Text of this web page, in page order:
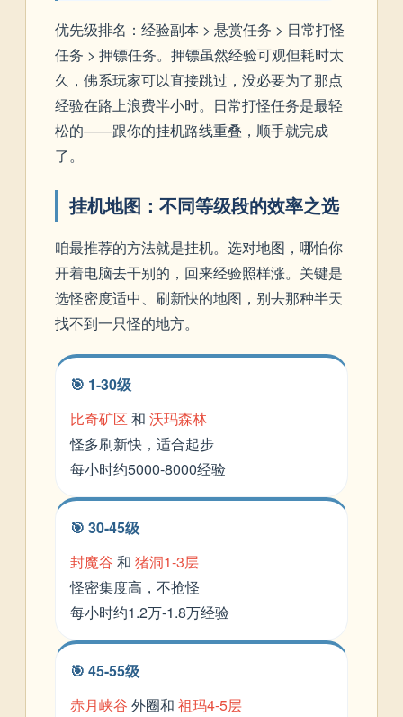
优先级排名：经验副本 > 悬赏任务 > 日常打怪
任务 > 押镖任务。押镖虽然经验可观但耗时太
久，佛系玩家可以直接跳过，没必要为了那点
经验在路上浪费半小时。日常打怪任务是最轻
松的——跟你的挂机路线重叠，顺手就完成
了。
挂机地图：不同等级段的效率之选
咱最推荐的方法就是挂机。选对地图，哪怕你
开着电脑去干别的，回来经验照样涨。关键是
选怪密度适中、刷新快的地图，别去那种半天
找不到一只怪的地方。
🎯 1-30级
比奇矿区 和 沃玛森林
怪多刷新快，适合起步
每小时约5000-8000经验
🎯 30-45级
封魔谷 和 猪洞1-3层
怪密集度高，不抢怪
每小时约1.2万-1.8万经验
🎯 45-55级
赤月峡谷 外圈和 祖玛4-5层